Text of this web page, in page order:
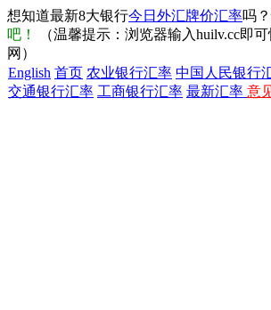
想知道最新8大银行今日外汇牌价汇率吗？
吧！
（温馨提示：浏览器输入huilv.cc即
网）
English 首页 农业银行汇率 中国人民银行
交通银行汇率 工商银行汇率 最新汇率 意